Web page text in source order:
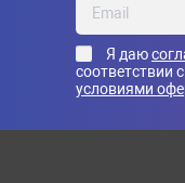
Я даю
соответствии
условиями